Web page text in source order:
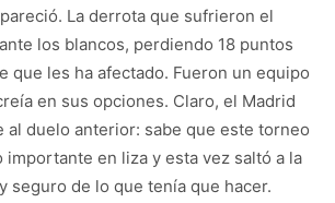
La derrota que sufrieron el
los blancos, perdiendo 18 puntos
que les ha afectado. Fueron un equipo
en sus opciones. Claro, el Madrid
al duelo anterior: sabe que este torneo
en liza y esta vez saltó a la
seguro de lo que tenía que hacer.